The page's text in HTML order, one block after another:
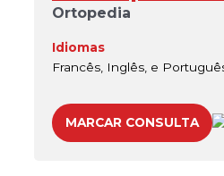
Ortopedia
Idiomas
Francês, Inglês, e
MARCAR CONSULTA